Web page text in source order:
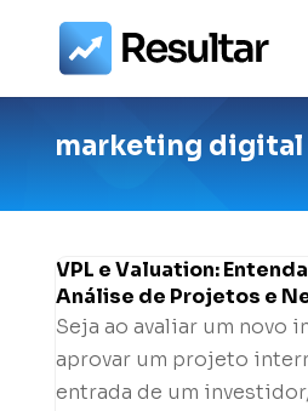
marketing digital
VPL e Valuation:
Análise de Projetos e
Seja ao avaliar um novo
aprovar um projeto
entrada de um